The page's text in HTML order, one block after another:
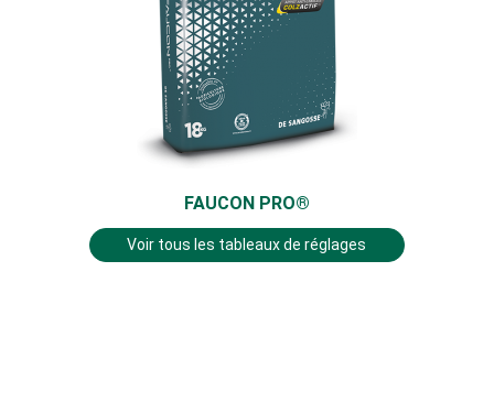
FAUCON PRO®
Voir tous les tableaux de réglages